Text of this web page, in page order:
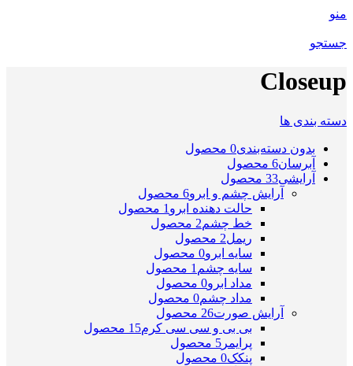
منو
جستجو
Closeup
دسته بندی ها
بدون دسته‌بندی0 محصول
آبرسان6 محصول
آرایشی33 محصول
آرایش چشم و ابرو6 محصول
حالت دهنده ابرو 1 محصول
خط چشم2 محصول
ریمل2 محصول
سایه ابرو0 محصول
سایه چشم 1 محصول
مداد ابرو0 محصول
مداد چشم0 محصول
آرایش صورت26 محصول
بی بی و سی سی کرم15 محصول
پرایمر 5 محصول
پنکک0 محصول